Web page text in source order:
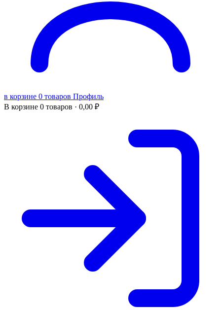
в корзине 0 товаров Профиль
В корзине 0 товаров · 0,00 ₽